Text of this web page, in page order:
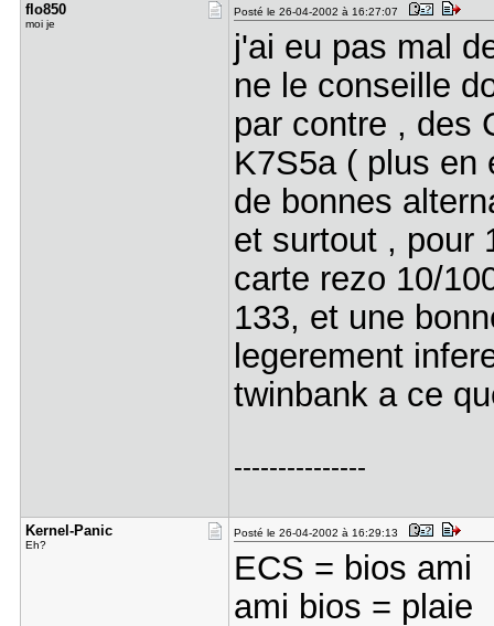
flo850
moi je
Posté le 26-04-2002 à 16:27:07
j'ai eu pas mal
ne le conseille
par contre , des
K7S5a ( plus en
de bonnes
et surtout , pour
carte rezo 10/
133, et une
legerement
twinbank a ce
---------------
Kernel-Pan​ic
Eh?
Posté le 26-04-2002 à 16:29:13
ECS = bios ami
ami bios = plaie